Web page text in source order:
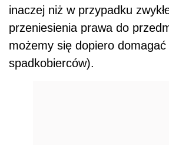
inaczej niż w przypadku
przeniesienia prawa do
możemy się dopiero domagać
spadkobierców).